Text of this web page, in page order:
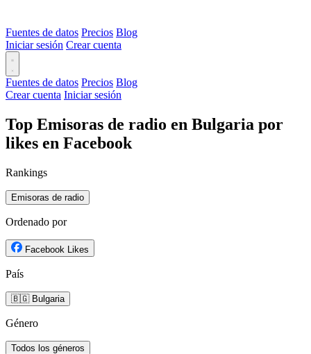
Fuentes de datos Precios Blog
Iniciar sesión Crear cuenta
Fuentes de datos Precios Blog
Crear cuenta Iniciar sesión
Top Emisoras de radio en Bulgaria por
likes en Facebook
Rankings
Emisoras de radio
Ordenado por
Facebook Likes
País
🇧🇬 Bulgaria
Género
Todos los géneros